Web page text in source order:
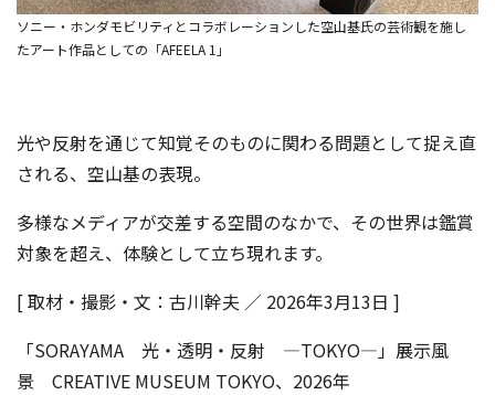
ソニー・ホンダモビリティとコラボレーションした空山基氏の芸術観を施し
たアート作品としての「AFEELA 1」
光や反射を通じて知覚そのものに関わる問題として捉え直
される、空山基の表現。
多様なメディアが交差する空間のなかで、その世界は鑑賞
対象を超え、体験として立ち現れます。
[ 取材・撮影・文：古川幹夫 ／ 2026年3月13日 ]
「SORAYAMA 光・透明・反射 ―TOKYO―」展示風
景 CREATIVE MUSEUM TOKYO、2026年